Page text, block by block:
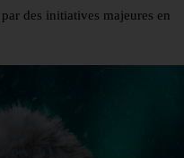
des initiatives majeures en